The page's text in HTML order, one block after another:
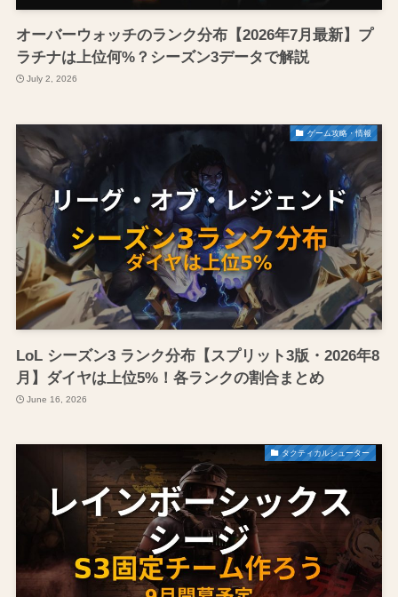
オーバーウォッチのランク分布【2026年7月最新】プ
ラチナは上位何%？シーズン3データで解説
July 2, 2026
ゲーム攻略・情報
LoL シーズン3 ランク分布【スプリット3版・2026年8
月】ダイヤは上位5%！各ランクの割合まとめ
June 16, 2026
タクティカルシューター